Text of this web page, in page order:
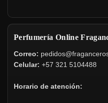
Perfumería Online
Correo:
Celular: +57 321 5104488
Horario de atención: